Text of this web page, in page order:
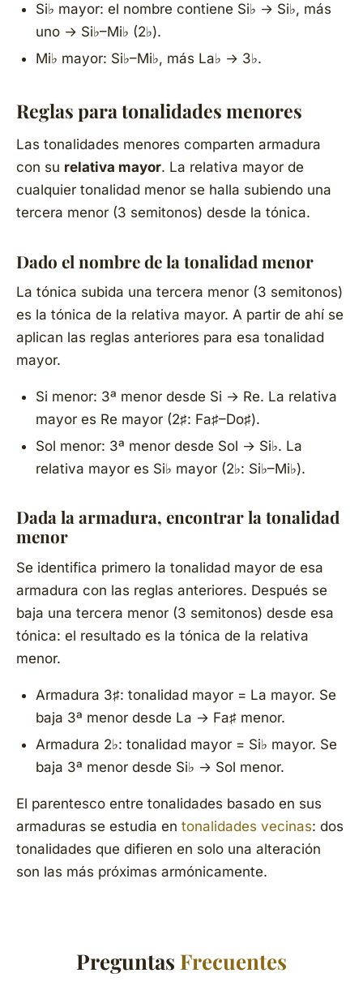
Si♭ mayor: el nombre contiene Si♭ → Si♭, más
uno → Si♭–Mi♭ (2♭).
Mi♭ mayor: Si♭–Mi♭, más La♭ → 3♭.
Reglas para tonalidades menores
Las tonalidades menores comparten armadura
con su relativa mayor. La relativa mayor de
cualquier tonalidad menor se halla subiendo una
tercera menor (3 semitonos) desde la tónica.
Dado el nombre de la tonalidad menor
La tónica subida una tercera menor (3 semitonos)
es la tónica de la relativa mayor. A partir de ahí se
aplican las reglas anteriores para esa tonalidad
mayor.
Si menor: 3ª menor desde Si → Re. La relativa
mayor es Re mayor (2♯: Fa♯–Do♯).
Sol menor: 3ª menor desde Sol → Si♭. La
relativa mayor es Si♭ mayor (2♭: Si♭–Mi♭).
Dada la armadura, encontrar la tonalidad
menor
Se identifica primero la tonalidad mayor de esa
armadura con las reglas anteriores. Después se
baja una tercera menor (3 semitonos) desde esa
tónica: el resultado es la tónica de la relativa
menor.
Armadura 3♯: tonalidad mayor = La mayor. Se
baja 3ª menor desde La → Fa♯ menor.
Armadura 2♭: tonalidad mayor = Si♭ mayor. Se
baja 3ª menor desde Si♭ → Sol menor.
El parentesco entre tonalidades basado en sus
armaduras se estudia en tonalidades vecinas: dos
tonalidades que difieren en solo una alteración
son las más próximas armónicamente.
Preguntas Frecuentes